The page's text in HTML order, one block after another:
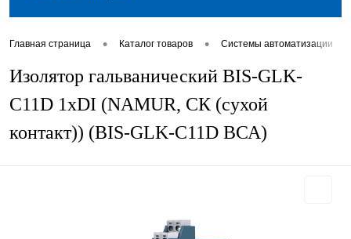
Главная страница • Каталог товаров • Системы автоматизации
Изолятор гальванический BIS-GLK-
C11D 1хDI (NAMUR, СК (сухой
контакт)) (BIS-GLK-C11D ВСА)